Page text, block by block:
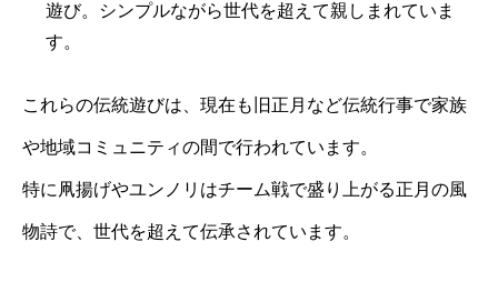
遊び。シンプルながら世代を超えて親しまれていま
す。
これらの伝統遊びは、現在も旧正月など伝統行事で家族
や地域コミュニティの間で行われています。
特に凧揚げやユンノリはチーム戦で盛り上がる正月の風
物詩で、世代を超えて伝承されています。